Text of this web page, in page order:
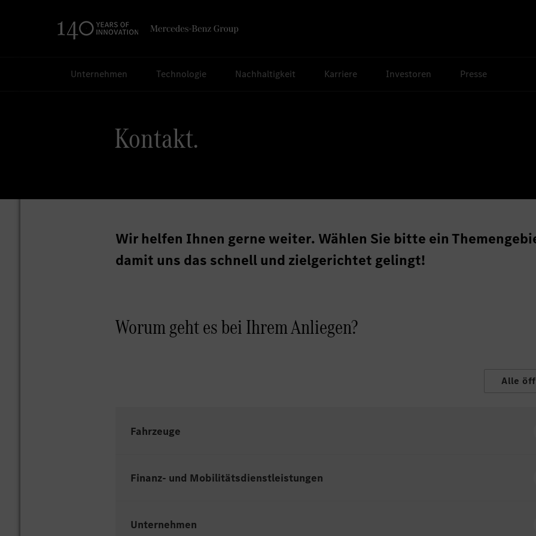
Unternehmen Technologie Nachhaltigkeit Karriere Investoren Presse
Kontakt.
Wir helfen Ihnen gerne weiter. Wählen Sie bitte ein
damit uns das schnell und zielgerichtet gelingt!
Worum geht es bei Ihrem Anliegen?
Alle
Fahrzeuge
Mercedes-Benz - Deutschland
Finanz- und Mobilitätsdienstleistungen
Athlon
Unternehmen